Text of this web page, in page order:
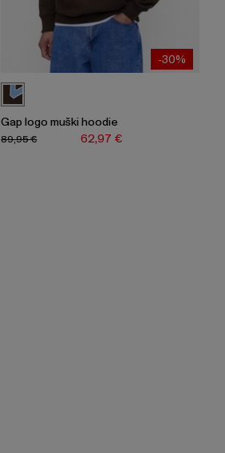
-30%
Gap logo muški hoodie
62,97 €
89,95 €